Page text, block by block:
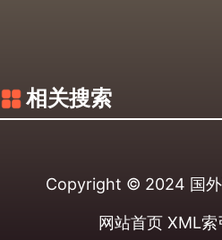
相关搜索
Copyright © 2024 国
网站首页 XML索